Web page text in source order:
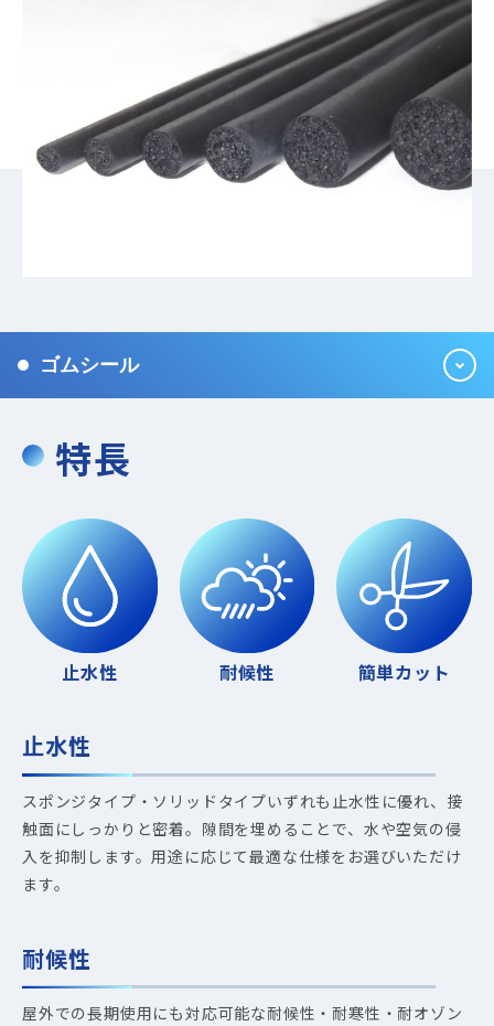
ゴムシール
特長
止水性 耐候性 簡単カット
止水性
スポンジタイプ・ソリッドタイプいずれも止水性に優れ、接
触面にしっかりと密着。隙間を埋めることで、水や空気の侵
入を抑制します。用途に応じて最適な仕様をお選びいただけ
ます。
耐候性
屋外での長期使用にも対応可能な耐候性・耐寒性・耐オゾン